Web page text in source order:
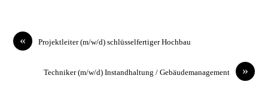
« Projektleiter (m/w/d) schlüsselfertiger Hochbau
»
Techniker (m/w/d) Instandhaltung / Gebäudemanagement